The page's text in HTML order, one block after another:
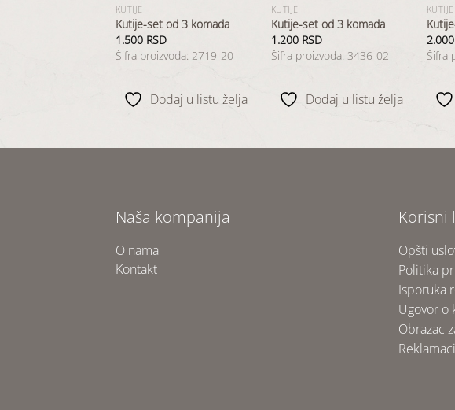
KUTIJE
Kutije-set od 3 komada
1.500 RSD
Šifra proizvoda: 2719-20
Dodaj u listu želja
KUTIJE
Kutije-set od 3 komada
1.200 RSD
Šifra proizvoda: 3436-02
Dodaj u listu želja
KUTIJE
2.000
Šifra
Naša kompanija
O nama
Kontakt
Korisni
Opšti
Politika
Isporuka
Ugovor o
Obrazac